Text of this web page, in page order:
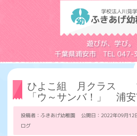
遊びが、学び。
千葉県浦安市 TEL 047-
ひよこ組 月クラス
「ウ～サンバ！」 浦
投稿者：ふきあげ幼稚園 公開日：2022年09月12
ログ